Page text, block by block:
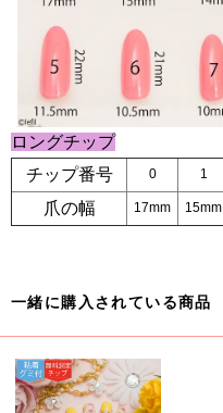
ロングチップ
チップ番号
0 1
爪の幅 17mm 15mm
一緒に購入されている商品